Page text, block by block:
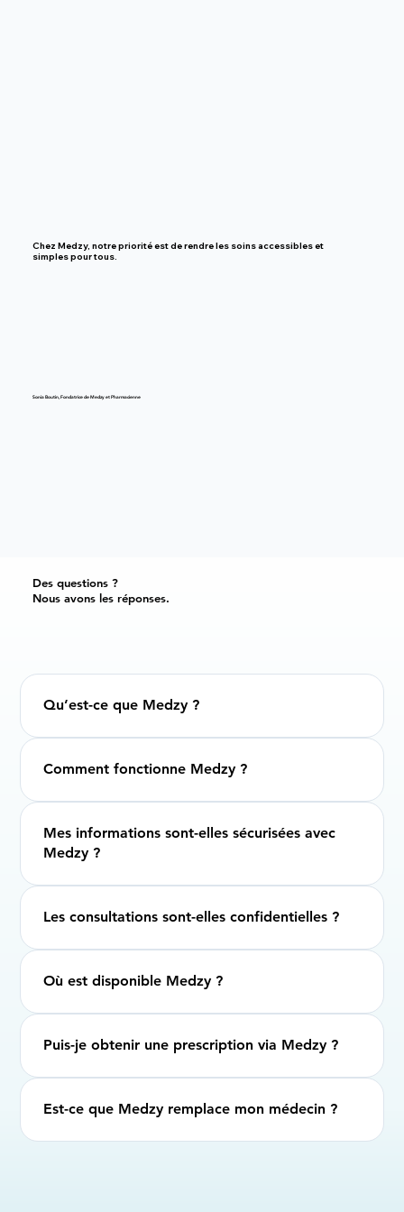
Sonia Boutin, Fondatrice de Medzy et Pharmacienne
Chez Medzy, notre priorité est de rendreles soins accessibles et
simples pour tous.
Des questions ?
Nous avons les réponses.
Qu’est-ce que Medzy ?
Comment fonctionne Medzy ?
Mes informations sont-elles sécurisées avec
Medzy ?
Les consultations sont-elles confidentielles ?
Où est disponible Medzy ?
Puis-je obtenir une prescription via Medzy ?
Est-ce que Medzy remplace mon médecin ?